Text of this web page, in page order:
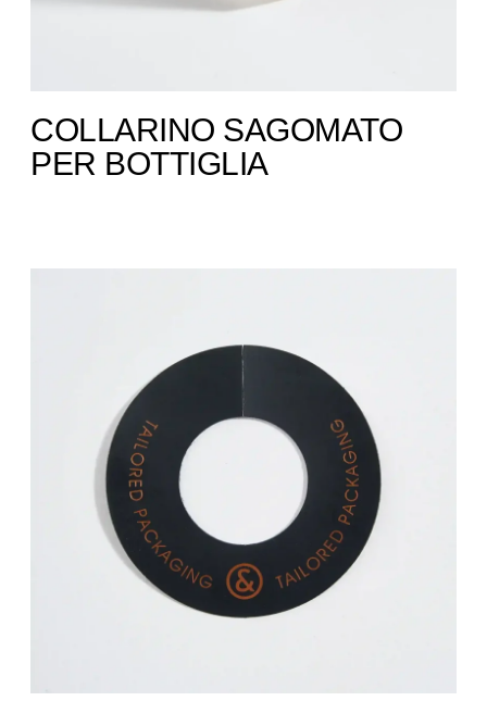
COLLARINO SAGOMATO
PER BOTTIGLIA ​